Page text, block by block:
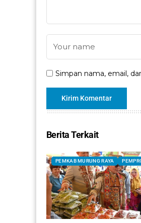
Simpan nama, email,
Berita Terkait
PEMKAB MURUNG RAYA